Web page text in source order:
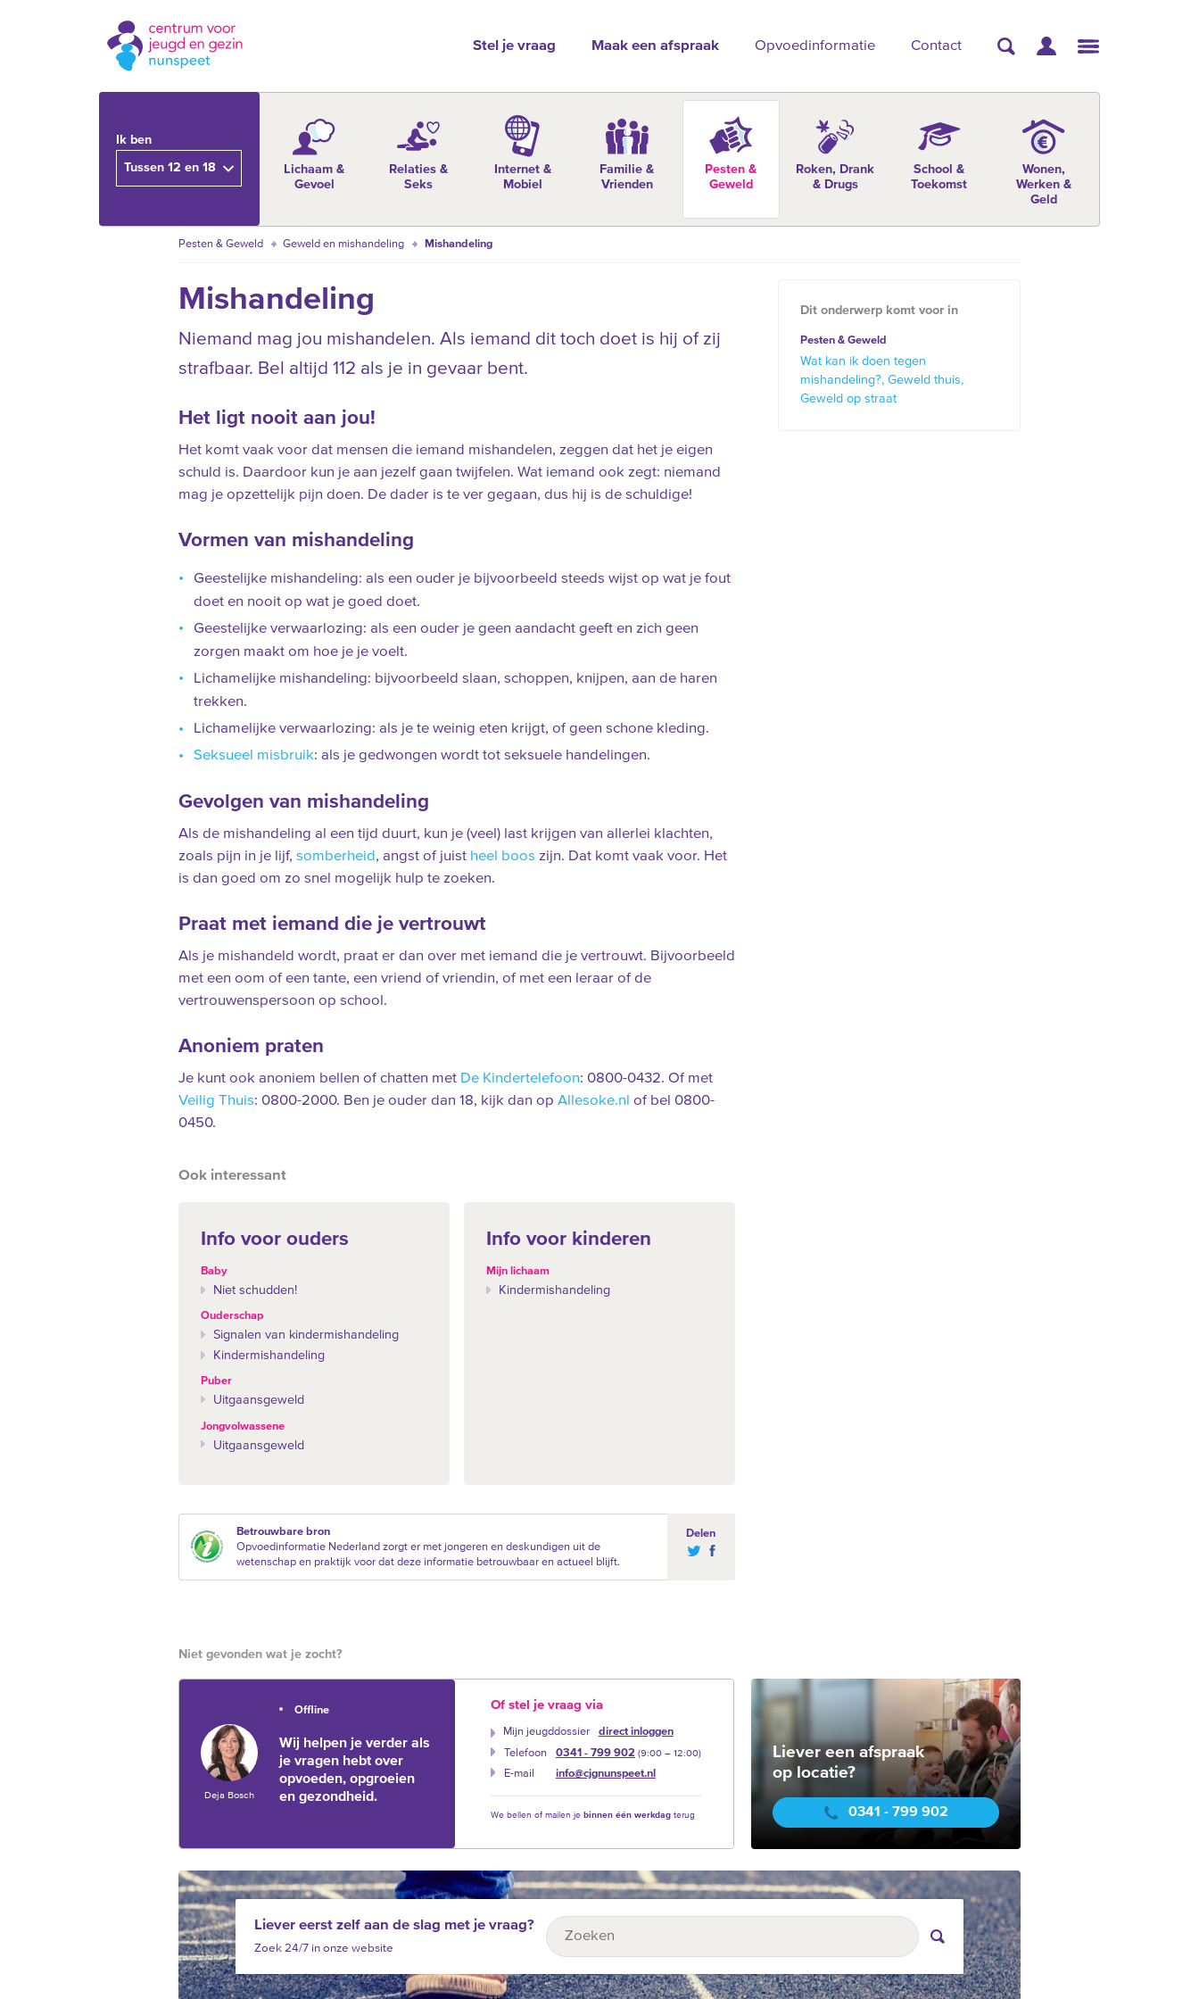
Stel je vraag Maak een afspraak Opvoedinformatie Contact
Ik ben
Tussen 12 en 18
Lichaam &
Gevoel
Relaties &
Seks
Internet &
Mobiel
Familie &
Vrienden
Pesten &
Geweld
Roken, Drank
& Drugs
School &
Toekomst
Wonen,
Werken &
Geld
Pesten & Geweld Geweld en mishandeling Mishandeling
Mishandeling
Niemand mag jou mishandelen. Als iemand dit toch doet is hij of zij
strafbaar. Bel altijd 112 als je in gevaar bent.
Het ligt nooit aan jou!
Het komt vaak voor dat mensen die iemand mishandelen, zeggen dat het je eigen
schuld is. Daardoor kun je aan jezelf gaan twijfelen. Wat iemand ook zegt: niemand
mag je opzettelijk pijn doen. De dader is te ver gegaan, dus hij is de schuldige!
Vormen van mishandeling
Geestelijke mishandeling: als een ouder je bijvoorbeeld steeds wijst op wat je fout
doet en nooit op wat je goed doet.
Geestelijke verwaarlozing: als een ouder je geen aandacht geeft en zich geen
zorgen maakt om hoe je je voelt.
Lichamelijke mishandeling: bijvoorbeeld slaan, schoppen, knijpen, aan de haren
trekken.
Lichamelijke verwaarlozing: als je te weinig eten krijgt, of geen schone kleding.
Seksueel misbruik: als je gedwongen wordt tot seksuele handelingen.
Gevolgen van mishandeling
Als de mishandeling al een tijd duurt, kun je (veel) last krijgen van allerlei klachten,
zoals pijn in je lijf, somberheid, angst of juist heel boos zijn. Dat komt vaak voor. Het
is dan goed om zo snel mogelijk hulp te zoeken.
Praat met iemand die je vertrouwt
Als je mishandeld wordt, praat er dan over met iemand die je vertrouwt. Bijvoorbeeld
met een oom of een tante, een vriend of vriendin, of met een leraar of de
vertrouwenspersoon op school.
Anoniem praten
Je kunt ook anoniem bellen of chatten met De Kindertelefoon: 0800-0432. Of met
Veilig Thuis: 0800-2000. Ben je ouder dan 18, kijk dan op Allesoke.nl of bel 0800-
0450.
Ook interessant
Info voor ouders
Baby
Niet schudden!
Ouderschap
Signalen van kindermishandeling
Kindermishandeling
Puber
Uitgaansgeweld
Jongvolwassene
Uitgaansgeweld
Info voor kinderen
Mijn lichaam
Kindermishandeling
Betrouwbare bron
Opvoedinformatie Nederland zorgt er met jongeren en deskundigen uit de
wetenschap en praktijk voor dat deze informatie betrouwbaar en actueel blijft.
Delen
Dit onderwerp komt voor in
Pesten & Geweld
Wat kan ik doen tegen
mishandeling? Geweld thuis
Geweld op straat
Niet gevonden wat je zocht?
Deja Bosch
Offline
Wij helpen je verder als
je vragen hebt over
opvoeden, opgroeien
en gezondheid.
Of stel je vraag via
Mijn jeugddossier
direct inloggen
Telefoon
0341 - 799 902 (9:00 –‍ 12:00)
E-mail info@cjgnunspeet.nl
We bellen of mailen je binnen één werkdagterug
Liever een afspraak
op locatie?
0341 - 799 902
Liever eerst zelf aan de slag met je vraag?
Zoek 24/7 in onze website